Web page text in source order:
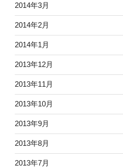
2014年3月
2014年2月
2014年1月
2013年12月
2013年11月
2013年10月
2013年9月
2013年8月
2013年7月